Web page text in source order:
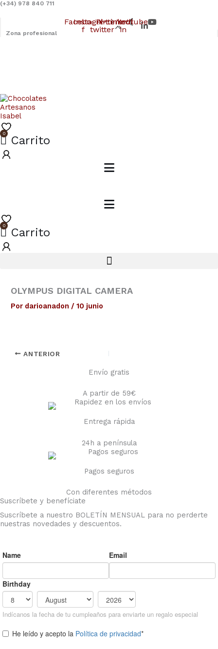
Ir
(+34) 978 840 711
Facebook-
f
Instagram
X-
twitter
Pinterest
Linkedin-
in
Youtube
Zona profesional
0
Carrito
0
Carrito
OLYMPUS DIGITAL CAMERA
Por darioanadon /10 junio
ANTERIOR
Envío gratis
A partir de 59€
Entrega rápida
24h a península
Pagos seguros
Con diferentes métodos
Suscríbete y benefíciate
Suscríbete a nuestro BOLETÍN MENSUAL para no perderte
nuestras novedades y descuentos.